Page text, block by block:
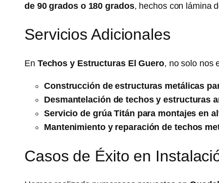
de 90 grados o 180 grados, hechos con lámina
Servicios Adicionales
En Techos y Estructuras El Guero, no solo nos
Construcción de estructuras metálicas
Desmantelación de techos y estructuras
Servicio de grúa Titán para montajes en
Mantenimiento y reparación de techos
Casos de Éxito en